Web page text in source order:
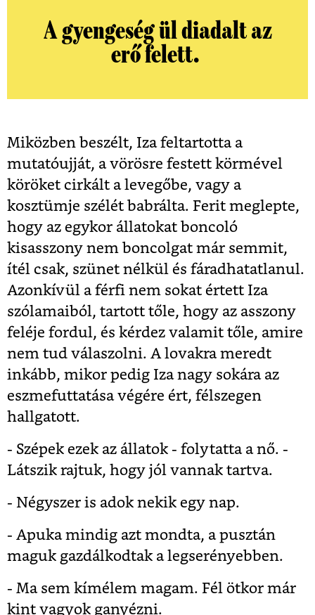
A gyengeség ül diadalt az
erő felett.
Miközben beszélt, Iza feltartotta a
mutatóujját, a vörösre festett körmével
köröket cirkált a levegőbe, vagy a
kosztümje szélét babrálta. Ferit meglepte,
hogy az egykor állatokat boncoló
kisasszony nem boncolgat már semmit,
ítél csak, szünet nélkül és fáradhatatlanul.
Azonkívül a férfi nem sokat értett Iza
szólamaiból, tartott tőle, hogy az asszony
feléje fordul, és kérdez valamit tőle, amire
nem tud válaszolni. A lovakra meredt
inkább, mikor pedig Iza nagy sokára az
eszmefuttatása végére ért, félszegen
hallgatott.
- Szépek ezek az állatok - folytatta a nő. -
Látszik rajtuk, hogy jól vannak tartva.
- Négyszer is adok nekik egy nap.
- Apuka mindig azt mondta, a pusztán
maguk gazdálkodtak a legserényebben.
- Ma sem kímélem magam. Fél ötkor már
kint vagyok ganyézni.